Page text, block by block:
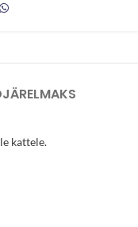
JÄRELMAKS
kattele.